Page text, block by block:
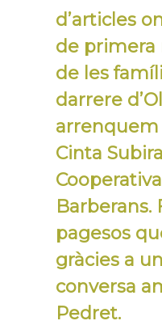
d’articles
de primera
de les
darrere
arrenquem
Cinta
Barberans.
pagesos
gràcies a
conversa
Pedret.